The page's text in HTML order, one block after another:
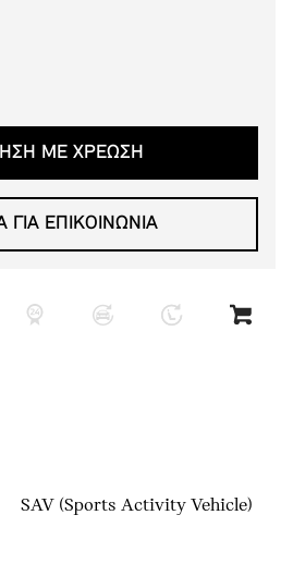
παράθυρο)
ΜΕ ΧΡΈΩΣΗ
ΓΙΑ ΕΠΙΚΟΙΝΩΝΙΑ
SAV (Sports Activity Vehicle)